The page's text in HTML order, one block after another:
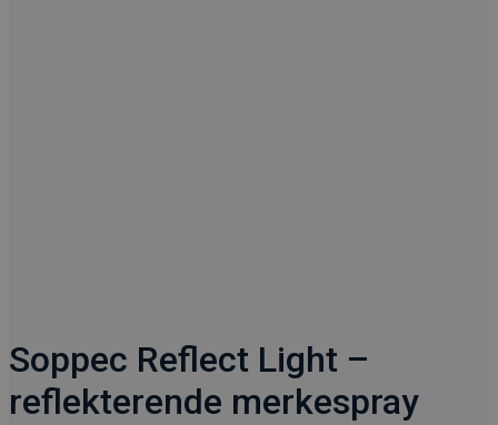
Soppec Reflect Light –
reflekterende merkespray